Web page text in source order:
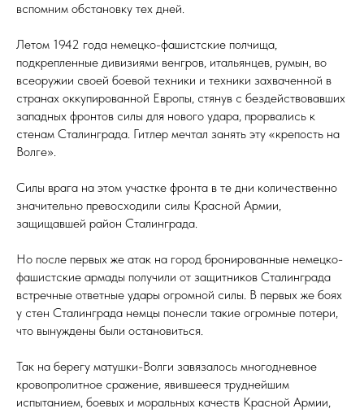
вспомним обстановку тех дней.
Летом 1942 года немецко-фашистские полчища,
подкрепленные дивизиями венгров, итальянцев, румын, во
всеоружии своей боевой техники и техники захваченной в
странах оккупированной Европы, стянув с бездействовавших
западных фронтов силы для нового удара, прорвались к
стенам Сталинграда. Гитлер мечтал занять эту «крепость на
Волге».
Силы врага на этом участке фронта в те дни количественно
значительно превосходили силы Красной Армии,
защищавшей район Сталинграда.
Но после первых же атак на город бронированные немецко-
фашистские армады получили от защитников Сталинграда
встречные ответные удары огромной силы. В первых же боях
у стен Сталинграда немцы понесли такие огромные потери,
что вынуждены были остановиться.
Так на берегу матушки-Волги завязалось многодневное
кровопролитное сражение, явившееся труднейшим
испытанием, боевых и моральных качеств Красной Армии,